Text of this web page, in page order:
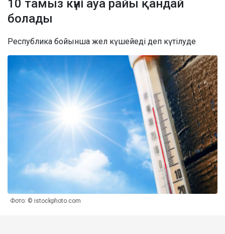
10 тамыз күні ауа райы қандай
болады
Республика бойынша жел күшейеді деп күтілуде
Фото: © istockphoto.com